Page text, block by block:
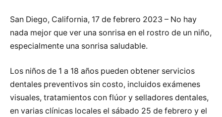
San Diego, California, 17 de febrero 2023 – No hay
nada mejor que ver una sonrisa en el rostro de un niño,
especialmente una sonrisa saludable.
Los niños de 1 a 18 años pueden obtener servicios
dentales preventivos sin costo, incluidos exámenes
visuales, tratamientos con flúor y selladores dentales,
en varias clínicas locales el sábado 25 de febrero y el